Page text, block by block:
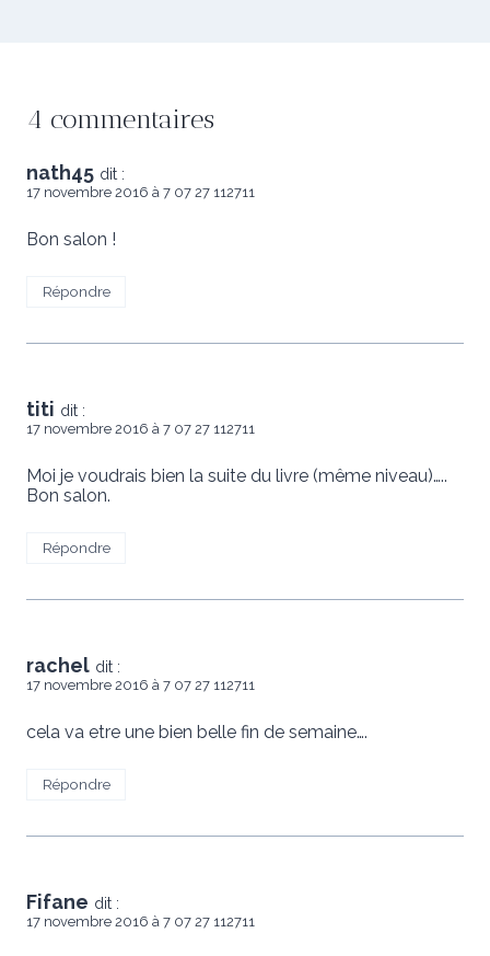
4 commentaires
nath45 dit :
17 novembre 2016 à 7 07 27 112711
Bon salon !
Répondre
titi dit :
17 novembre 2016 à 7 07 27 112711
Moi je voudrais bien la suite du livre (même niveau)…..
Bon salon.
Répondre
rachel dit :
17 novembre 2016 à 7 07 27 112711
cela va etre une bien belle fin de semaine….
Répondre
Fifane dit :
17 novembre 2016 à 7 07 27 112711